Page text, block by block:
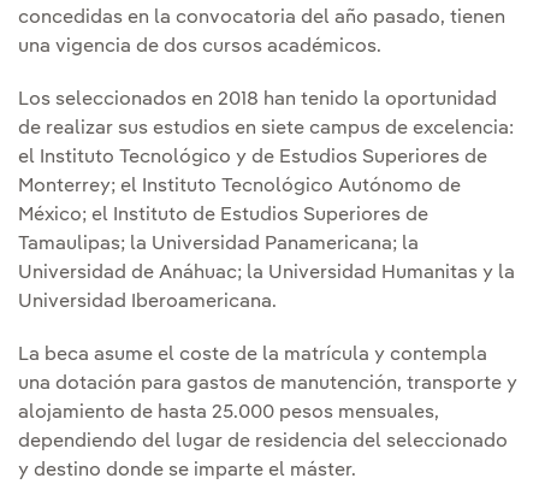
concedidas en la convocatoria del año pasado, tienen
una vigencia de dos cursos académicos.
Los seleccionados en 2018 han tenido la oportunidad
de realizar sus estudios en siete campus de excelencia:
el Instituto Tecnológico y de Estudios Superiores de
Monterrey; el Instituto Tecnológico Autónomo de
México; el Instituto de Estudios Superiores de
Tamaulipas; la Universidad Panamericana; la
Universidad de Anáhuac; la Universidad Humanitas y la
Universidad Iberoamericana.
La beca asume el coste de la matrícula y contempla
una dotación para gastos de manutención, transporte y
alojamiento de hasta 25.000 pesos mensuales,
dependiendo del lugar de residencia del seleccionado
y destino donde se imparte el máster.